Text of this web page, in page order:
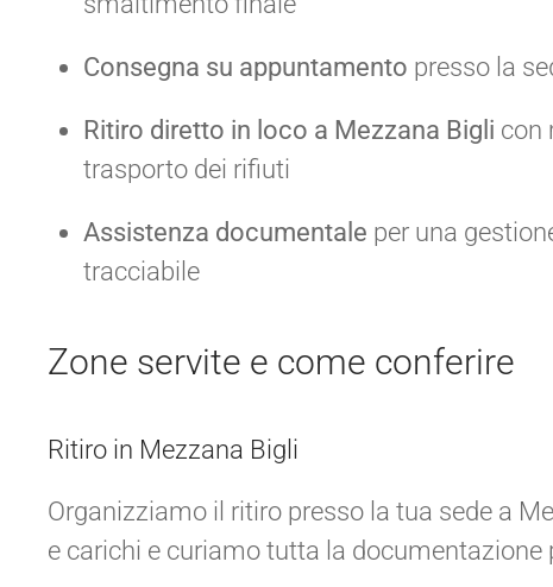
Consegna su appuntamento presso la
Ritiro diretto in loco a Mezzana Bigli con
trasporto dei rifiuti
Assistenza documentale per una
tracciabile
Zone servite e come conferire
Ritiro in Mezzana Bigli
Organizziamo il ritiro presso la tua sede a
e carichi e curiamo tutta la documentazione